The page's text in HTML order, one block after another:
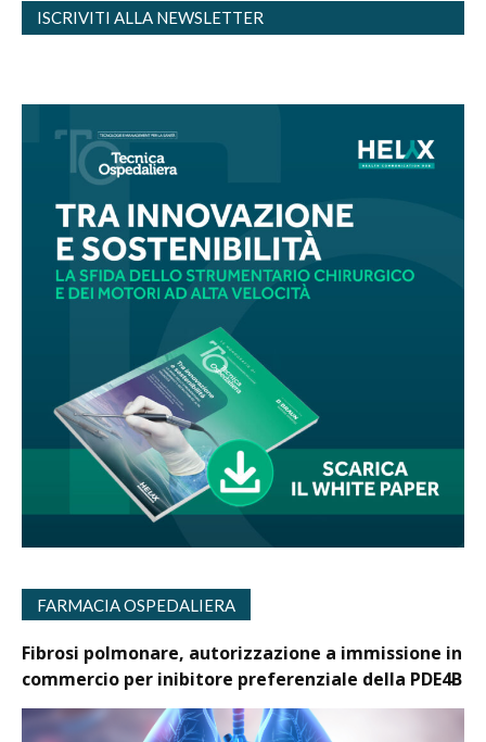
ISCRIVITI ALLA NEWSLETTER
FARMACIA OSPEDALIERA
Fibrosi polmonare, autorizzazione a immissione in
commercio per inibitore preferenziale della PDE4B